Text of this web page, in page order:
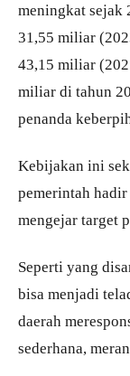
meningkat sejak
31,55 miliar
43,15 miliar
miliar di tahun
penanda
Kebijakan ini
pemerintah hadir
mengejar target
Seperti yang
bisa menjadi
daerah
sederhana,